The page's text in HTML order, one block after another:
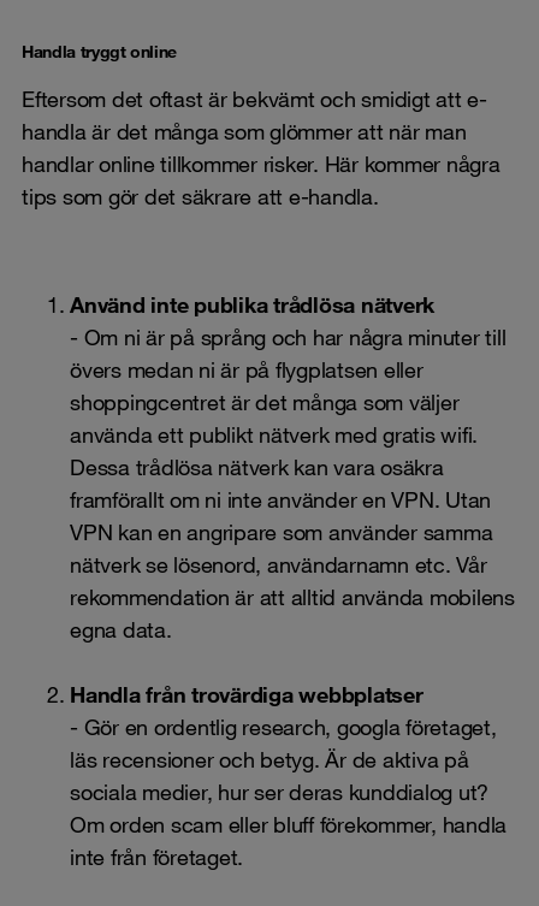
Handla tryggt online
Eftersom det oftast är bekvämt och smidigt att e-
handla är det många som glömmer att när man
handlar online tillkommer risker. Här kommer några
tips som gör det säkrare att e-handla.
Använd inte publika trådlösa nätverk
- Om ni är på språng och har några minuter till
övers medan ni är på flygplatsen eller
shoppingcentret är det många som väljer
använda ett publikt nätverkmed gratis wifi.
Dessa trådlösa nätverk kan vara osäkra
framförallt om ni inte använder enVPN. Utan
VPN kan en angripare som använder samma
nätverk se lösenord, användarnamn etc. Vår
rekommendation är att alltid använda mobilens
egna data.
Handla från trovärdiga webbplatser
- Gör en ordentlig research, googla företaget,
läs recensioner och betyg. Är de aktiva på
sociala medier, hur ser deras kunddialog ut?
Om orden scam eller bluff förekommer, handla
inte från företaget.